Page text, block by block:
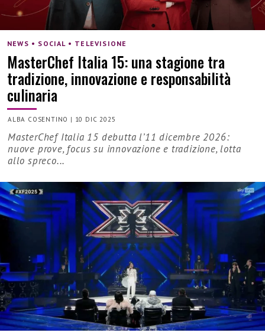
NEWS • SOCIAL • TELEVISIONE
MasterChef Italia 15: una stagione tra
tradizione, innovazione e responsabilità
culinaria
ALBA COSENTINO | 10 DIC 2025
MasterChef Italia 15 debutta l’11 dicembre 2026:
nuove prove, focus su innovazione e tradizione, lotta
allo spreco...